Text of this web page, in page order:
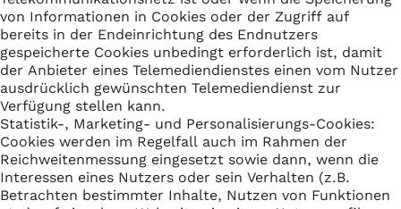
von Informationen in Cookies oder der Zugriff auf
bereits in der Endeinrichtung des Endnutzers
gespeicherte Cookies unbedingt erforderlich ist, damit
der Anbieter eines Telemediendienstes einen vom Nutzer
ausdrücklich gewünschten Telemediendienst zur
Verfügung stellen kann.
Statistik-, Marketing- und Personalisierungs-Cookies:
Cookies werden im Regelfall auch im Rahmen der
Reichweitenmessung eingesetzt sowie dann, wenn die
Interessen eines Nutzers oder sein Verhalten (z.B.
Betrachten bestimmter Inhalte, Nutzen von Funktionen